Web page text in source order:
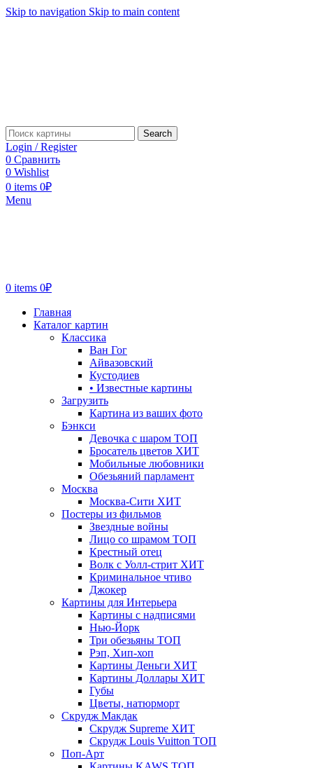
Skip to navigation Skip to main content
Search
Login / Register
0 Сравнить
0 Wishlist
0 items 0₽
Menu
0 items 0₽
Главная
Каталог картин
Классика
Ван Гог
Айвазовский
Кустодиев
• Известные картины
Загрузить
Картина из ваших фото
Бэнкси
Девочка с шаром ТОП
Бросатель цветов ХИТ
Мобильные любовники
Обезьяний парламент
Москва
Москва-Сити ХИТ
Постеры из фильмов
Звездные войны
Лицо со шрамом ТОП
Крестный отец
Волк с Уолл-стрит ХИТ
Криминальное чтиво
Джокер
Картины для Интерьера
Картины с надписями
Нью-Йорк
Три обезьяны ТОП
Рэп, Хип-хоп
Картины Деньги ХИТ
Картины Доллары ХИТ
Губы
Цветы, натюрморт
Скрудж Макдак
Скрудж Supreme ХИТ
Скрудж Louis Vuitton ТОП
Поп-Арт